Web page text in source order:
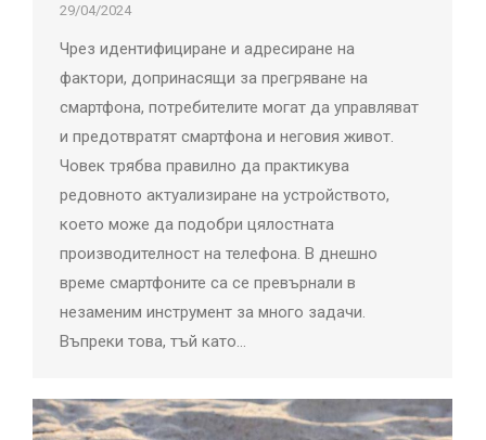
29/04/2024
Чрез идентифициране и адресиране на
фактори, допринасящи за прегряване на
смартфона, потребителите могат да управляват
и предотвратят смартфона и неговия живот.
Човек трябва правилно да практикува
редовното актуализиране на устройството,
което може да подобри цялостната
производителност на телефона. В днешно
време смартфоните са се превърнали в
незаменим инструмент за много задачи.
Въпреки това, тъй като…